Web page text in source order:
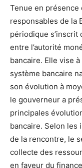
Tenue en
responsables de la
périodique s’inscrit
entre l’autorité
bancaire. Elle vise
système bancaire
son évolution à
le gouverneur a
principales
bancaire. Selon les
de la rencontre, le
collecte des
en faveur du